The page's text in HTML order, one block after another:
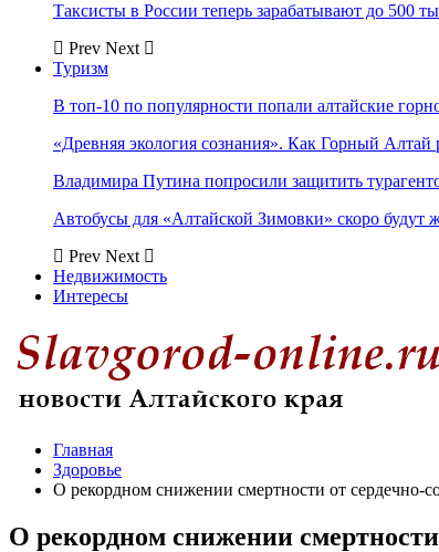
Таксисты в России теперь зарабатывают до 500
Prev Next
Туризм
В топ-10 по популярности попали алтайские
«Древняя экология сознания». Как Горный Алтай
Владимира Путина попросили защитить
Автобусы для «Алтайской Зимовки» скоро будут
Prev Next
Недвижимость
Интересы
Главная
Здоровье
О рекордном снижении смертности от сердечно-
О рекордном снижении